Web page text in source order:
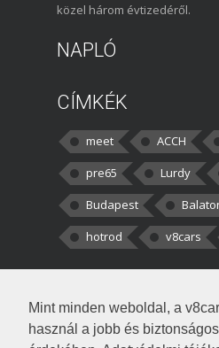
Mint minden weboldal, a
használ a jobb és
közel három évtizedéről.
NAPLÓ
CÍMKÉK
meet ACCH
pre65
Lurdy
Budapest
hotrod
v8cars
kortisz:
darabbaal számoltam. Nem